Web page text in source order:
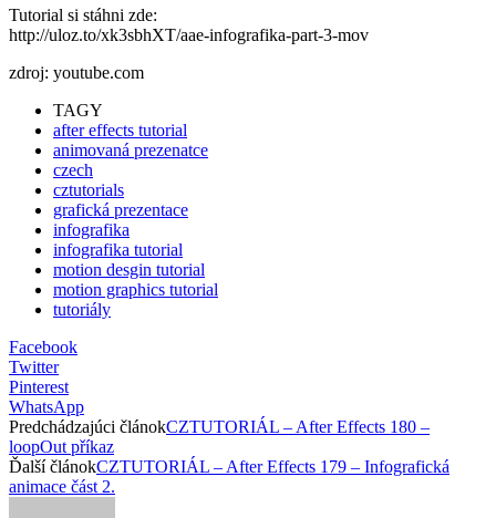
Tutorial si stáhni zde:
http://uloz.to/xk3sbhXT/aae-infografika-part-3-mov
zdroj: youtube.com
TAGY
after effects tutorial
animovaná prezenatce
czech
cztutorials
grafická prezentace
infografika
infografika tutorial
motion desgin tutorial
motion graphics tutorial
tutoriály
Facebook
Twitter
Pinterest
WhatsApp
Predchádzajúci článokCZTUTORIÁL – After Effects 180 –
loopOut příkaz
Ďalší článokCZTUTORIÁL – After Effects 179 – Infografická
animace část 2.